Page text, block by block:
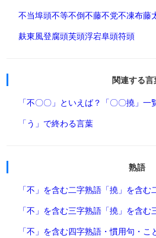
不当埠頭不等不倒不藤不党不凍布藤
麸東風登腐頭芙頭浮宕阜頭符頭
関連する言
「不〇〇」といえば？ 「〇〇撓」一
「う」で終わる言葉
熟語
「不」を含む二字熟語 「撓」を含む
「不」を含む三字熟語 「撓」を含む
「不」を含む四字熟語・慣用句・こ